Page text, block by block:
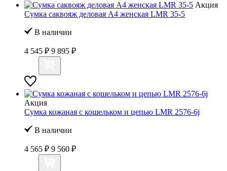
Акция
Сумка саквояж деловая А4 женская LMR 35-5
В наличии
4 545 ₽ 9 895 ₽
Акция
Сумка кожаная с кошельком и цепью LMR 2576-6j
В наличии
4 565 ₽ 9 560 ₽